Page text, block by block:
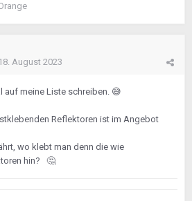
August 2023
auf meine Liste schreiben. 😅
Reflektoren ist im Angebot
wo klebt man denn die wie
hin? 🤔